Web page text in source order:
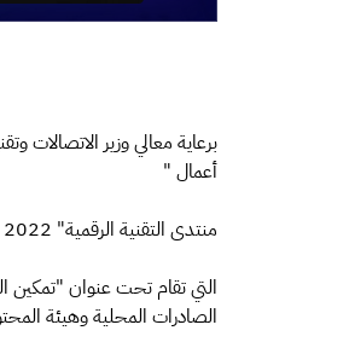
برعاية معالي وزير الاتصالات
أعمال "
منتدى التقنية الرقمية" 2022
التي تقام تحت عنوان "تمكين
الصادرات المحلية وهيئة